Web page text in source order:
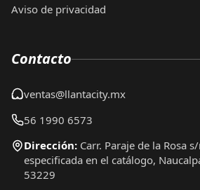
Aviso de privacidad
Contacto
ventas@llantacity.mx
56 1990 6573
Dirección: Carr. Paraje de la Rosa
especificada en el catálogo,
53229